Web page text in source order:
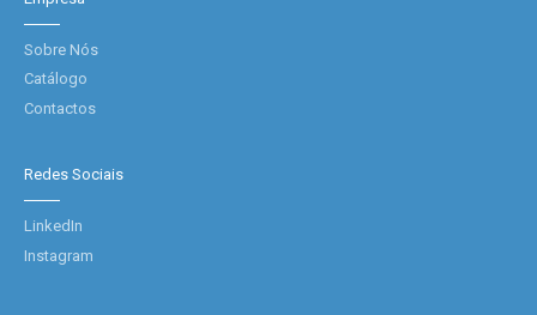
Sobre Nós
Catálogo
Contactos
Redes Sociais
LinkedIn
Instagram